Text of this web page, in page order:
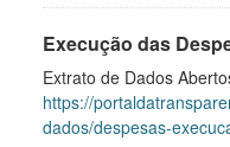
Execução das
Extrato de Dados
https://
dados/despesas-